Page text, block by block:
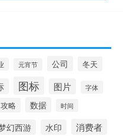
元宵节 公司 冬天
图标 图片 字体
攻略 数据 时间
幻西游 水印 消费者